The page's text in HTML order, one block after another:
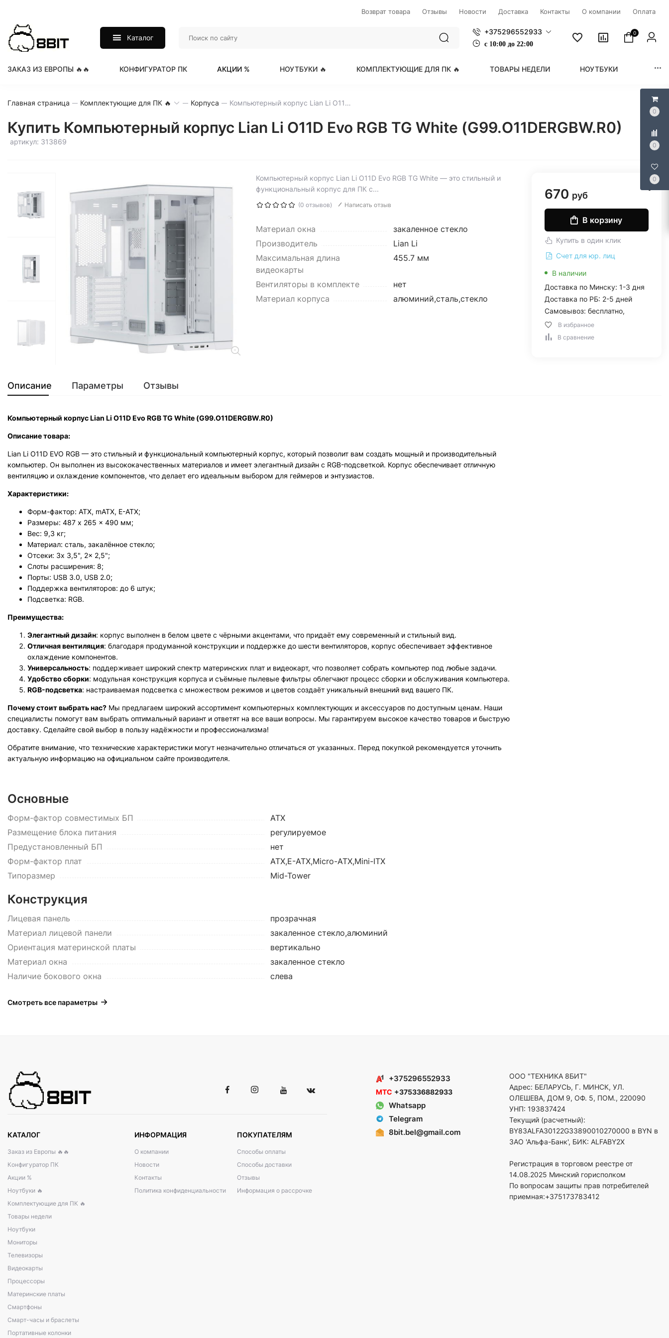
0
0
0
Возврат товара Отзывы Новости Доставка Контакты О компании Оплата
Каталог
+375296552933
с 1 0:00 до 22:00
0
ЗАКАЗ ИЗ ЕВРОПЫ 🔥🔥 КОНФИГУРАТОР ПК АКЦИИ % НОУТБУКИ 🔥 КОМПЛЕКТУЮЩИЕ ДЛЯ ПК 🔥 ТОВАРЫ НЕДЕЛИ НОУТБУКИ
Главная страница Комплектующие для ПК 🔥 Корпуса Компьютерный корпус Lian Li O11D Evo RGB TG White (G99.O11DERGBW.R0)
Купить Компьютерный корпус Lian Li O11D Evo RGB TG White (G99.O11DERGBW.R0)
артикул: 313869
Компьютерный корпус Lian Li O11D Evo RGB TG White — это стильный и
функциональный корпус для ПК с...
(0 отзывов) Написать отзыв
Материал окна
закаленное стекло
Производитель
Lian Li
Максимальная длина
видеокарты
455.7 мм
Вентиляторы в комплекте
нет
Материал корпуса
алюминий,сталь,стекло
670 руб
В корзину
Купить в один клик
Счет для юр. лиц
В наличии
Доставка по Минску: 1-3 дня
Доставка по РБ: 2-5 дней
Самовывоз: бесплатно,
В избранное
В сравнение
Описание Параметры Отзывы
Компьютерный корпус Lian Li O11D Evo RGB TG White (G99.O11DERGBW.R0)
Описание товара:
Lian Li O11D EVO RGB — это стильный и функциональный компьютерный корпус, который позволит вам создать мощный и производительный
компьютер. Он выполнен из высококачественных материалов и имеет элегантный дизайн с RGB-подсветкой. Корпус обеспечивает отличную
вентиляцию и охлаждение компонентов, что делает его идеальным выбором для геймеров и энтузиастов.
Характеристики:
Форм-фактор: ATX, mATX, E-ATX;
Размеры: 487 x 265 x 490 мм;
Вес: 9,3 кг;
Материал: сталь, закалённое стекло;
Отсеки: 3x 3,5", 2x 2,5";
Слоты расширения: 8;
Порты: USB 3.0, USB 2.0;
Поддержка вентиляторов: до 6 штук;
Подсветка: RGB.
Преимущества:
Элегантный дизайн: корпус выполнен в белом цвете с чёрными акцентами, что придаёт ему современный и стильный вид.
Отличная вентиляция: благодаря продуманной конструкции и поддержке до шести вентиляторов, корпус обеспечивает эффективное
охлаждение компонентов.
Универсальность: поддерживает широкий спектр материнских плат и видеокарт, что позволяет собрать компьютер под любые задачи.
Удобство сборки: модульная конструкция корпуса и съёмные пылевые фильтры облегчают процесс сборки и обслуживания компьютера.
RGB-подсветка: настраиваемая подсветка с множеством режимов и цветов создаёт уникальный внешний вид вашего ПК.
Почему стоит выбрать нас? Мы предлагаем широкий ассортимент компьютерных комплектующих и аксессуаров по доступным ценам. Наши
специалисты помогут вам выбрать оптимальный вариант и ответят на все ваши вопросы. Мы гарантируем высокое качество товаров и быструю
доставку. Сделайте свой выбор в пользу надёжности и профессионализма!
Обратите внимание, что технические характеристики могут незначительно отличаться от указанных. Перед покупкой рекомендуется уточнить
актуальную информацию на официальном сайте производителя.
Основные
Форм-фактор совместимых БП
ATX
Размещение блока питания
регулируемое
Предустановленный БП
нет
Форм-фактор плат
ATX,E-ATX,Micro-ATX,Mini-ITX
Типоразмер
Mid-Tower
Конструкция
Лицевая панель
прозрачная
Материал лицевой панели
закаленное стекло,алюминий
Ориентация материнской платы
вертикально
Материал окна
закаленное стекло
Наличие бокового окна
слева
Смотреть все параметры
КАТАЛОГ
Заказ из Европы 🔥🔥
Конфигуратор ПК
Акции %
Ноутбуки 🔥
Комплектующие для ПК 🔥
Товары недели
Ноутбуки
Мониторы
Телевизоры
Видеокарты
Процессоры
Материнские платы
Смартфоны
Смарт-часы и браслеты
Портативные колонки
ИНФОРМАЦИЯ
О компании
Новости
Контакты
Политика конфиденциальности
ПОКУПАТЕЛЯМ
Способы оплаты
Способы доставки
Отзывы
Информация о рассрочке
+375296552933
МТС +375336882933
Whatsapp
Telegram
8bit.bel@gmail.com
ООО "ТЕХНИКА 8БИТ"
Адрес: БЕЛАРУСЬ, Г. МИНСК, УЛ.
ОЛЕШЕВА, ДОМ 9, ОФ. 5, ПОМ., 220090
УНП: 193837424
Текущий (расчетный):
BY83ALFA30122G33890010270000 в BYN в
ЗАО 'Альфа-Банк', БИК: ALFABY2X
Регистрация в торговом реестре от
14.08.2025 Минский горисполком
По вопросам защиты прав потребителей
приемная:+375173783412